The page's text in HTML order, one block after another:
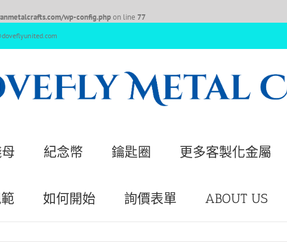
wp-config.phpon line 77
紀念幣 鑰匙圈 更多客製化金屬
如何開始 詢價表單 ABOUT US